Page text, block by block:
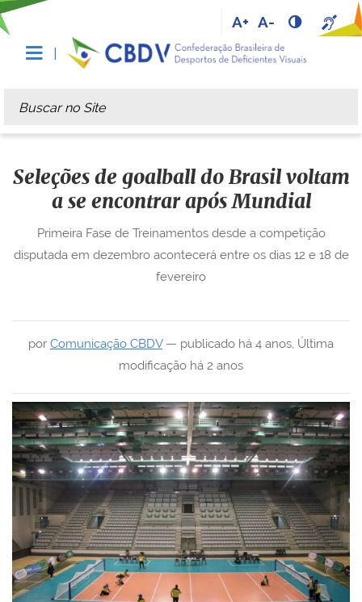
A+ A-
Busca
Busca Avançada…
Seleções de goalball do Brasil voltam
a se encontrar após Mundial
por Comunicação CBDV— publicado há 4 anos, Última
modificação há 2 anos
Primeira Fase de Treinamentos desde a competição
disputada em dezembro acontecerá entre os dias 12 e 18 de
fevereiro